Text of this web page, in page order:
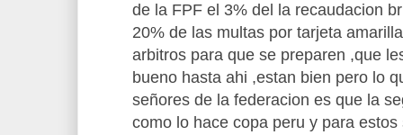
de la FPF el 3% del la recaudacion
20% de las multas por tarjeta
arbitros para que se preparen ,que
bueno hasta ahi ,estan bien pero lo
señores de la federacion es que la
como lo hace copa peru y para